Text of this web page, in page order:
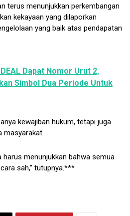
terus menunjukkan perkembangan
kekayaan yang dilaporkan
yang baik atas pendapatan
Dapat Nomor Urut 2,
Simbol Dua Periode Untuk
kewajiban hukum, tetapi juga
masyarakat.
harus menunjukkan bahwa semua
sah,” tutupnya.***